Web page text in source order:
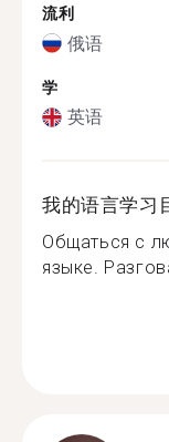
流利
俄语
学
英语
我的语言学习
Общаться с
языке.